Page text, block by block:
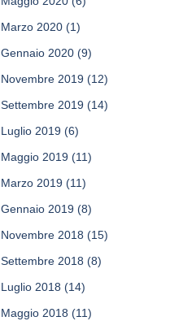
Marzo 2020 (1)
Gennaio 2020 (9)
Novembre 2019 (12)
Settembre 2019 (14)
Luglio 2019 (6)
Maggio 2019 (11)
Marzo 2019 (11)
Gennaio 2019 (8)
Novembre 2018 (15)
Settembre 2018 (8)
Luglio 2018 (14)
Maggio 2018 (11)